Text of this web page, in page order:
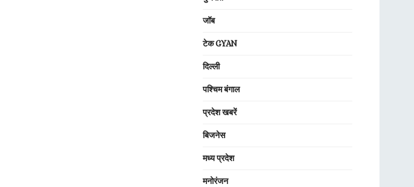
जॉब
टेक GYAN
दिल्ली
पश्चिम बंगाल
प्रदेश खबरें
बिजनेस
मध्य प्रदेश
मनोरंजन